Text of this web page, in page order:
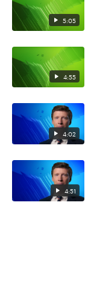
5:05
4:55
4:02
4:51